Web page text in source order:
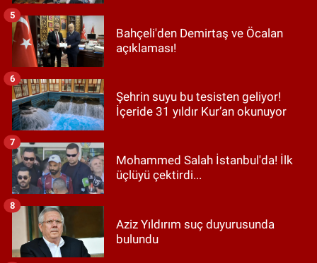
Bahçeli'den Demirtaş ve Öcalan
açıklaması!
5
Şehrin suyu bu tesisten geliyor!
İçeride 31 yıldır Kur’an okunuyor
6
Mohammed Salah İstanbul'da! İlk
üçlüyü çektirdi...
7
Aziz Yıldırım suç duyurusunda
bulundu
8